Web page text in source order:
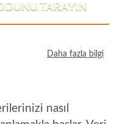
TARAYIN
Daha fazla bilgi
nasıl